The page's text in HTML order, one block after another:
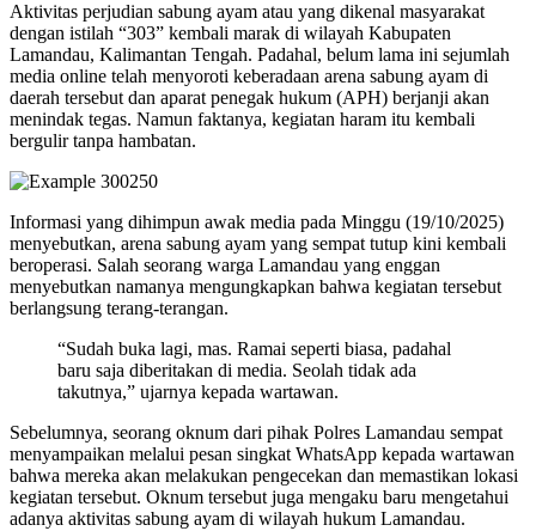
Aktivitas perjudian sabung ayam atau yang dikenal masyarakat
dengan istilah “303” kembali marak di wilayah Kabupaten
Lamandau, Kalimantan Tengah. Padahal, belum lama ini sejumlah
media online telah menyoroti keberadaan arena sabung ayam di
daerah tersebut dan aparat penegak hukum (APH) berjanji akan
menindak tegas. Namun faktanya, kegiatan haram itu kembali
bergulir tanpa hambatan.
Informasi yang dihimpun awak media pada Minggu (19/10/2025)
menyebutkan, arena sabung ayam yang sempat tutup kini kembali
beroperasi. Salah seorang warga Lamandau yang enggan
menyebutkan namanya mengungkapkan bahwa kegiatan tersebut
berlangsung terang-terangan.
“Sudah buka lagi, mas. Ramai seperti biasa, padahal
baru saja diberitakan di media. Seolah tidak ada
takutnya,” ujarnya kepada wartawan.
Sebelumnya, seorang oknum dari pihak Polres Lamandau sempat
menyampaikan melalui pesan singkat WhatsApp kepada wartawan
bahwa mereka akan melakukan pengecekan dan memastikan lokasi
kegiatan tersebut. Oknum tersebut juga mengaku baru mengetahui
adanya aktivitas sabung ayam di wilayah hukum Lamandau.